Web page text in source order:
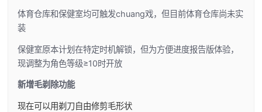
体育仓库和保健室均可触发chuang戏，但目前体育仓库尚未实
装
保健室原本计划在特定时机解锁，但为方便进度报告版体验，
现调整为角色等级≥10时开放
新增毛剃除功能
现在可以用剃刀自由修剪毛形状